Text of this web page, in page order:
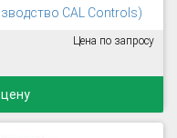
CAL Controls)
Цена по запросу